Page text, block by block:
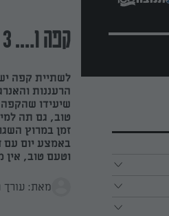
קפה ו…. 3 עוגות שהולכות איתו
לשתיית קפה
הרעננות
שיעידו
טוב, גם תה
זמן במרוץ
באמצע יום
וטעם טוב, אין
מאת: עורך